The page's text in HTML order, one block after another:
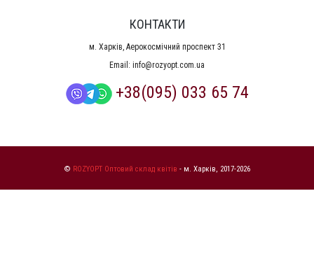
КОНТАКТИ
м. Харків, Аерокосмічний проспект 31
Email: info@rozyopt.com.ua
+38(095) 033 65 74
© ROZYOPT Оптовий склад квітів - м. Харків, 2017-2026